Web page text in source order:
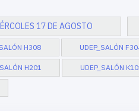
17 DE AGOSTO
H308 UDEP_SALÓN
H201 UDEP_SALÓN